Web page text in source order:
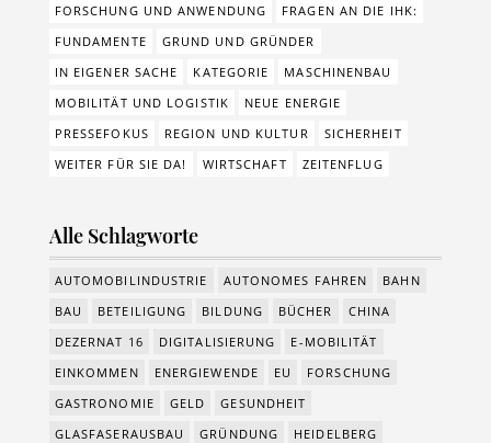
FORSCHUNG UND ANWENDUNG
FRAGEN AN DIE IHK:
FUNDAMENTE
GRUND UND GRÜNDER
IN EIGENER SACHE
KATEGORIE
MASCHINENBAU
MOBILITÄT UND LOGISTIK
NEUE ENERGIE
PRESSEFOKUS
REGION UND KULTUR
SICHERHEIT
WEITER FÜR SIE DA!
WIRTSCHAFT ZEITENFLUG
Alle Schlagworte
AUTOMOBILINDUSTRIE AUTONOMES FAHREN
BAHN
BAU
BETEILIGUNG BILDUNG BÜCHER
CHINA
DEZERNAT 16
DIGITALISIERUNG
E-MOBILITÄT
EINKOMMEN
ENERGIEWENDE EU
FORSCHUNG
GASTRONOMIE
GELD
GESUNDHEIT
GLASFASERAUSBAU
GRÜNDUNG
HEIDELBERG